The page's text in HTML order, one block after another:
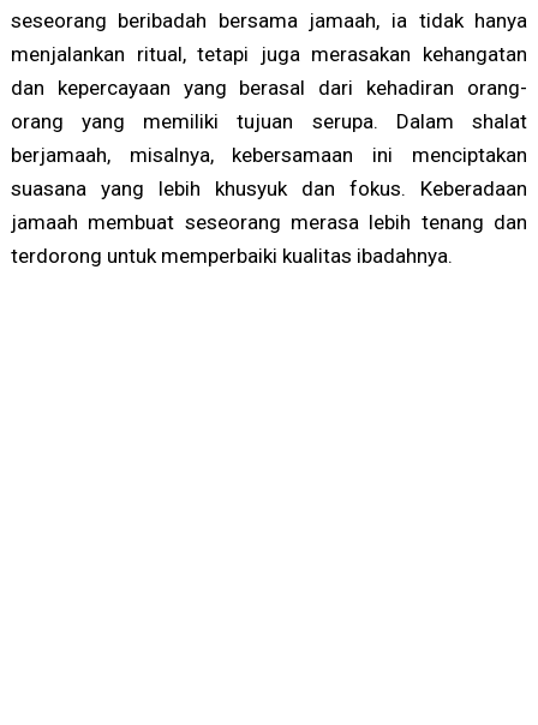
seseorang beribadah bersama jamaah, ia tidak hanya
menjalankan ritual, tetapi juga merasakan kehangatan
dan kepercayaan yang berasal dari kehadiran orang-
orang yang memiliki tujuan serupa. Dalam shalat
berjamaah, misalnya, kebersamaan ini menciptakan
suasana yang lebih khusyuk dan fokus. Keberadaan
jamaah membuat seseorang merasa lebih tenang dan
terdorong untuk memperbaiki kualitas ibadahnya.